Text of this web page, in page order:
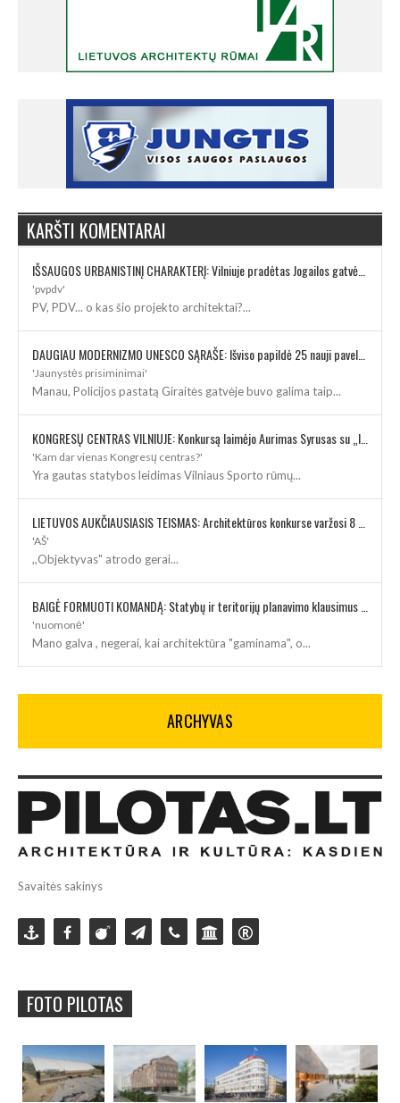
KARŠTI KOMENTARAI
IŠSAUGOS URBANISTINĮ CHARAKTERĮ: Vilniuje pradėtas Jogailos gatvės remontas
'pvpdv'
PV, PDV... o kas šio projekto architektai?...
DAUGIAU MODERNIZMO UNESCO SĄRAŠE: Išviso papildė 25 nauji paveldo objektai
'Jaunystės prisiminimai'
Manau, Policijos pastatą Giraitės gatvėje buvo galima taip...
KONGRESŲ CENTRAS VILNIUJE: Konkursą laimėjo Aurimas Syrusas su „IMPLMNT architects“
'Kam dar vienas Kongresų centras?'
Yra gautas statybos leidimas Vilniaus Sporto rūmų...
LIETUVOS AUKČIAUSIASIS TEISMAS: Architektūros konkurse varžosi 8 rekonstrukcijos vizijos
'AŠ'
,,Objektyvas" atrodo gerai...
BAIGĖ FORMUOTI KOMANDĄ: Statybų ir teritorijų planavimo klausimus kuruos architektė
'nuomonė'
Mano galva , negerai, kai architektūra "gaminama", o...
ARCHYVAS
Savaitės sakinys
FOTO PILOTAS